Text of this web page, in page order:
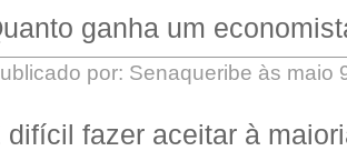
ganha um
por: Senaqueribe às maio
difícil fazer aceitar à